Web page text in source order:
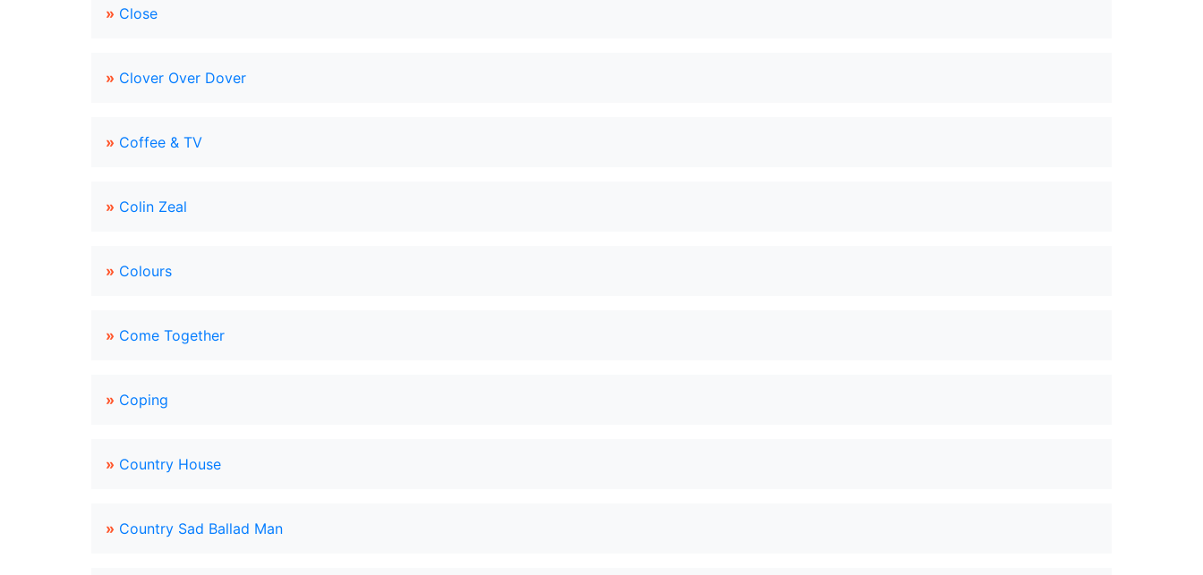
» Close
» Clover Over Dover
» Coffee & TV
» Colin Zeal
» Colours
» Come Together
» Coping
» Country House
» Country Sad Ballad Man